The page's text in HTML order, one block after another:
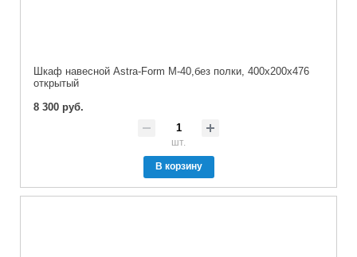
Шкаф навесной Astra-Form М-40,без полки, 400х200х476
открытый
8 300 руб.
шт.
В корзину